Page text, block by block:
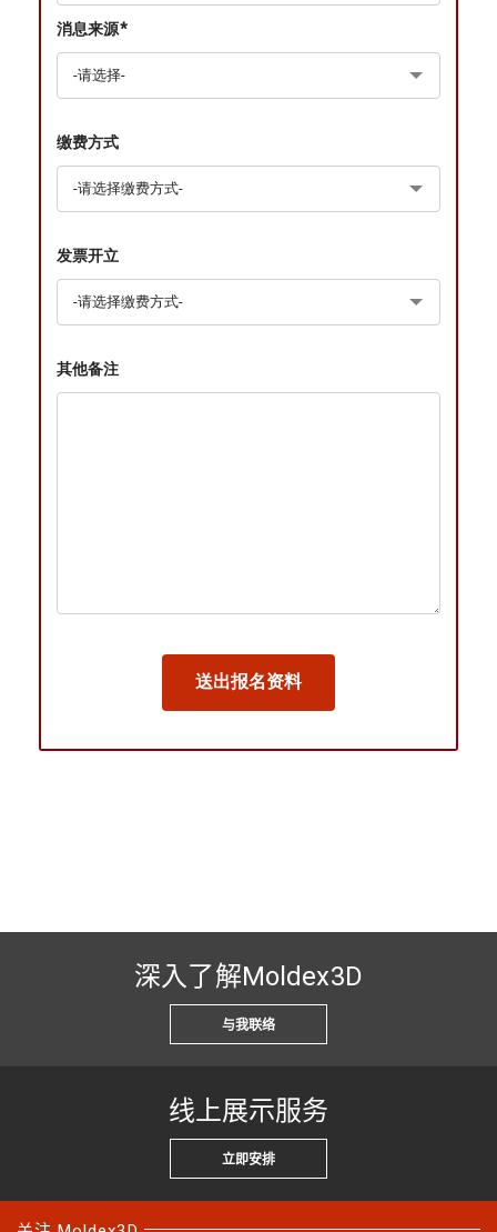
消息来源*
缴费方式
发票开立
其他备注
深入了解Moldex3D
与我联络
线上展示服务
立即安排